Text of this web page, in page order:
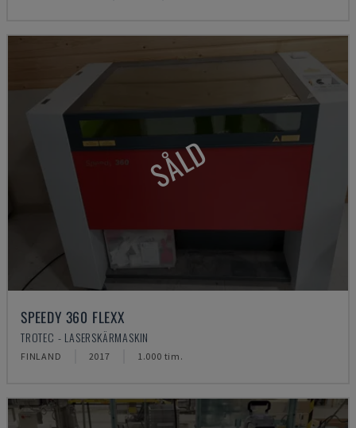
SÅLD
SPEEDY 360 FLEXX
TROTEC - LASERSKÄRMASKIN
FINLAND 2017 1.000 tim.